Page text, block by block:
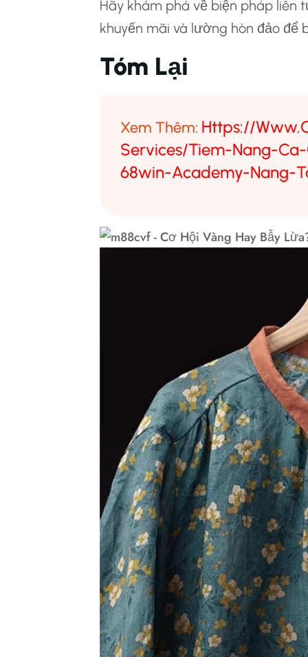
Hãy khám phá về biện pháp liên
khuyến mãi và lường hòn đảo để
Tóm Lại
Xem Thêm: Https://
Services/tiem-Nang-
68win-Academy-Nang-